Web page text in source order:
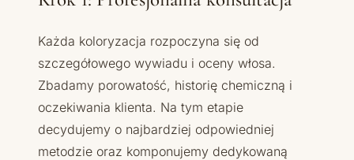
Każda koloryzacja rozpoczyna się od
szczegółowego wywiadu i oceny włosa.
Zbadamy porowatość, historię chemiczną i
oczekiwania klienta. Na tym etapie
decydujemy o najbardziej odpowiedniej
metodzie oraz komponujemy dedykowaną